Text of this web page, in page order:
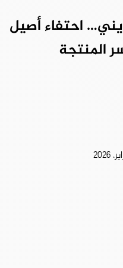
احتفاء أصيل
المنتجة